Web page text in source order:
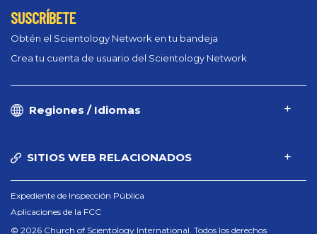
SUSCRÍBETE
Obtén el Scientology Network en tu bandeja
Crea tu cuenta de usuario del Scientology Network
Regiones / Idiomas
SITIOS WEB RELACIONADOS
Expediente de Inspección Pública
Aplicaciones de la FCC
© 2026 Church of Scientology International. Todos los derechos